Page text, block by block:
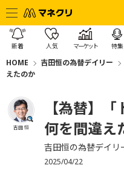
新着 人気 マーケット 特集
HOME 吉田恒の為替デイリー
えたのか
吉田 恒
【為替】
何を間違え
吉田恒の為替デイリ
2025/04/22